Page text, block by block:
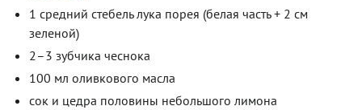
1 средний стебель лука порея (белая часть + 2 см
зеленой)
2–3 зубчика чеснока
100 мл оливкового масла
сок и цедра половины небольшого лимона